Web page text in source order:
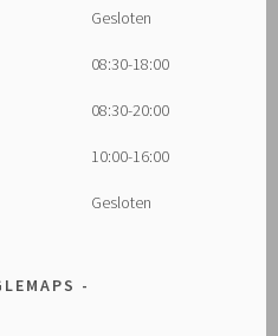
Gesloten
08:30-18:00
08:30-20:00
10:00-16:00
Gesloten